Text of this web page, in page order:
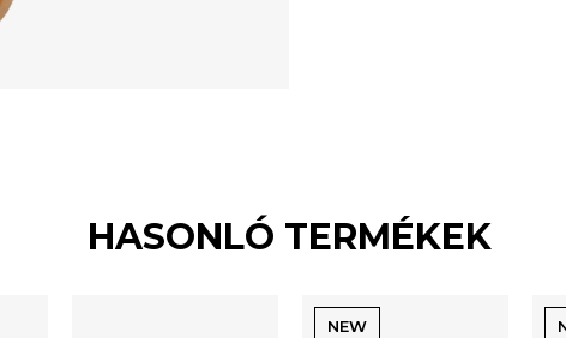
HASONLÓ TERMÉKEK
NEW